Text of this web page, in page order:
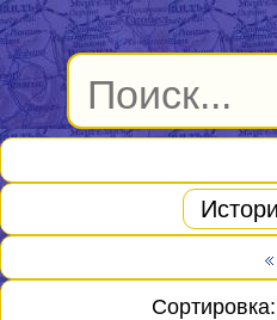
Сортировка: